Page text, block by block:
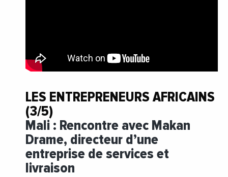
LES ENTREPRENEURS AFRICAINS
(3/5)
Mali : Rencontre avec Makan
Drame, directeur d’une
entreprise de services et
livraison